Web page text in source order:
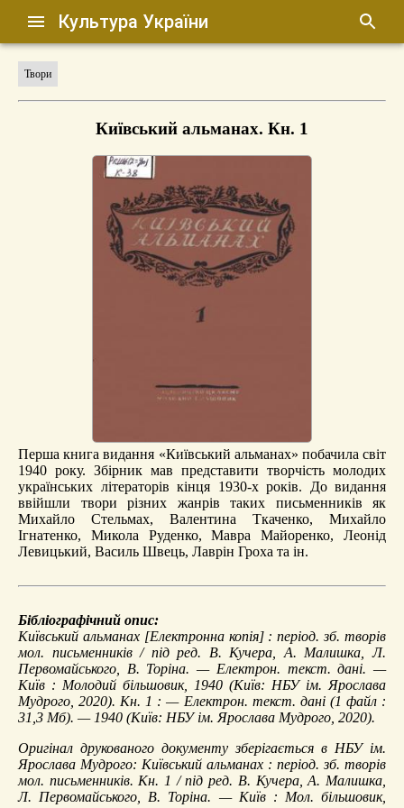
Культура України
Твори
Київський альманах. Кн. 1
Перша книга видання «Київський альманах» побачила світ
1940 року. Збірник мав представити творчість молодих
українських літераторів кінця 1930-х років. До видання
ввійшли твори різних жанрів таких письменників як
Михайло Стельмах, Валентина Ткаченко, Михайло
Ігнатенко, Микола Руденко, Мавра Майоренко, Леонід
Левицький, Василь Швець, Лаврін Гроха та ін.
Бібліографічний опис:
Київський альманах[Електронна копія] : період. зб. творів
мол. письменників / під ред. В. Кучера, А. Малишка, Л.
Первомайського, В. Торіна. — Електрон. текст. дані. —
Київ : Молодий більшовик, 1940 (Київ: НБУ ім. Ярослава
Мудрого, 2020). Кн. 1 : — Електрон. текст. дані (1 файл :
31,3 Мб). — 1940 (Київ: НБУ ім. Ярослава Мудрого, 2020).
Оригінал друкованого документу зберігається в НБУ ім.
Ярослава Мудрого: Київський альманах : період. зб. творів
мол. письменників. Кн. 1 / під ред. В. Кучера, А. Малишка,
Л. Первомайського, В. Торіна. — Київ : Мол. більшовик,